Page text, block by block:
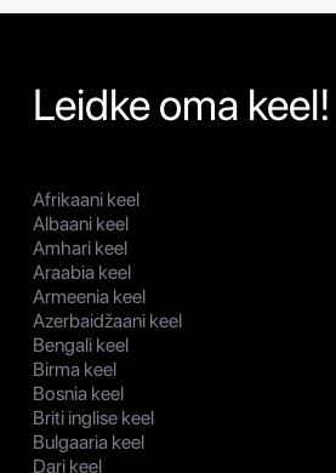
Leidke oma keel!
Afrikaani keel
Albaani keel
Amhari keel
Araabia keel
Armeenia keel
Azerbaidžaani keel
Bengali keel
Birma keel
Bosnia keel
Briti inglise keel
Bulgaaria keel
Dari keel